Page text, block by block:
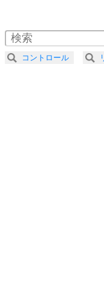
4 器
2.0倍速 （
2.5倍速 （
3.0倍速 （219KB
コントロール